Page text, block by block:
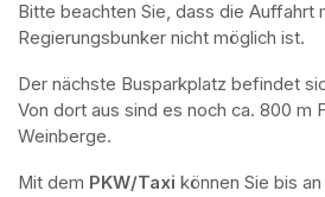
Bitte beachten Sie, dass die Auffahrt
Regierungsbunker nicht möglich ist.
Der nächste Busparkplatz befindet
Von dort aus sind es noch ca. 800 m
Weinberge.
Mit dem PKW/Taxi können Sie bis